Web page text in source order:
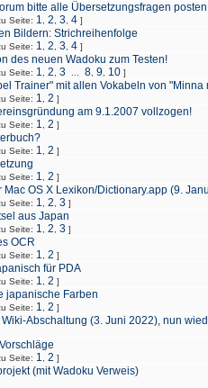
bitte alle Übersetzungsfragen posten
Seite: 1 2 3 4 ]
Bildern: Strichreihenfolge
Seite: 1 2 3 4 ]
des neuen Wadoku zum Testen!
Seite: 1 2 3 8 9 10 ]
Trainer" mit allen Vokabeln von
Seite: 1 2 ]
am 9.1.2007 vollzogen!
Seite: 1 2 ]
Seite: 1 2 ]
Seite: 1 2 ]
Mac OS X Lexikon/Dictionary.app (9.
Seite: 1 2 3 ]
aus Japan
Seite: 1 2 3 ]
OCR
Seite: 1 2 ]
für PDA
Seite: 1 2 ]
japanische Farben
Seite: 1 2 ]
Abschaltung (3. Juni 2022), nun
Seite: 1 2 ]
(mit Wadoku Verweis)